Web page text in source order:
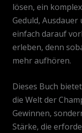
lösen, ein
Geduld,
einfach darauf
erleben, denn
mehr aufhören.
Dieses Buch
die Welt der
Gewinnen,
Stärke, die